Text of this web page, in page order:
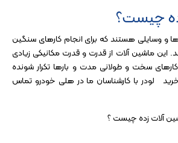
چیست؟
و وسایلی هستند که برای انجام کارهای سنگین
ماشین آلات از قدرت و قدرت مکانیکی زیادی
کارهای سخت و طولانی مدت و بارها تکرار شونده
لودر با کارشناسان ما در هلی خودرو تماس
آلات زده چیست ؟